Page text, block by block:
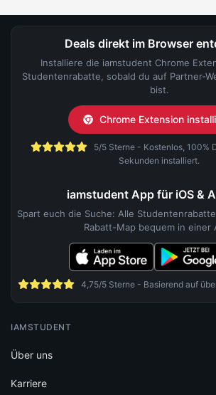
Deals direkt im Browser
Installiere die iamstudent Chrome
Studentenrabatte, sobald du auf Partner-
bist.
Chrome Extension
5/5 Sterne - Kostenlos, 100%
Sekunden installiert.
iamstudent App für iOS &
Spart euch die Suche: Alle
Rabatt-Map bequem in einer
4,75/5 Sterne - Basierend auf
IAMSTUDENT
Über uns
Karriere